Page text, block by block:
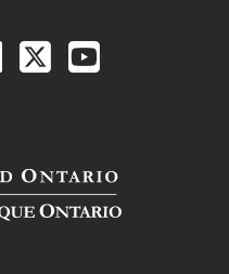
Aid Ontario
LinkedIn
X YouTube